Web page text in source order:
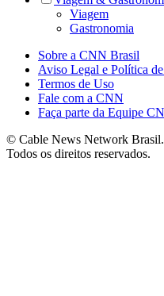
Viagem
Gastronomia
Sobre a CNN Brasil
Aviso Legal e Política
Termos de Uso
Fale com a CNN
Faça parte da Equipe
© Cable News Network
Todos os direitos reservados.